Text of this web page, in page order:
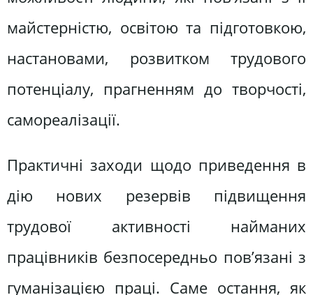
майстерністю, освітою та підготовкою,
настановами, розвитком трудового
потенціалу, прагненням до творчості,
самореалізації.
Практичні заходи щодо приведення в
дію нових резервів підвищення
трудової активності найманих
працівників безпосередньо пов’язані з
гуманізацією праці. Саме остання, як